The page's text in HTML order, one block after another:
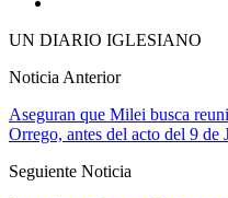
UN DIARIO IGLESIANO
Noticia Anterior
Aseguran que Milei busca
Orrego, antes del acto del 9 de
Seguiente Noticia